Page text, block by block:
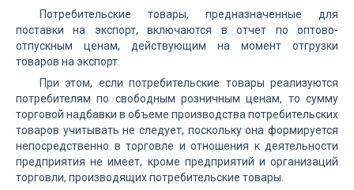
Потребительские товары, предназначенные для
поставки на экспорт, включаются в отчет по оптово-
отпускным ценам, действующим на момент отгрузки
товаров на экспорт.
При этом, если потребительские товары реализуются
потребителям по свободным розничным ценам, то сумму
торговой надбавки в объеме производства потребительских
товаров учитывать не следует, поскольку она формируется
непосредственно в торговле и отношения к деятельности
предприятия не имеет, кроме предприятий и организаций
торговли, производящих потребительские товары.